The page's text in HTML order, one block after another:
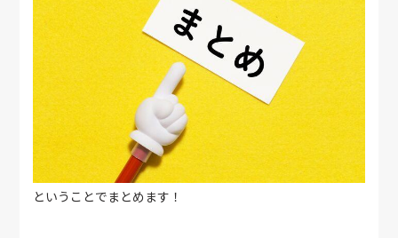
ということでまとめます！